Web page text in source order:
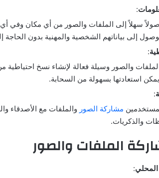
:
سهلاً إلى الملفات والصور من أي مكان وفي
إلى بياناتهم الشخصية والمهنية بدون
:
والصور وسيلة فعالة لإنشاء نسخ احتياطية
استعادتها بسهولة من السحابة.
:
مشاركة الصور والملفات مع الأصدقاء
والذكريات.
الملفات والصور
المحلي: